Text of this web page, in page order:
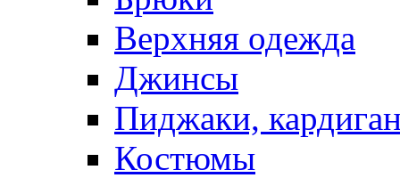
Верхняя одежда
Джинсы
Пиджаки,
Костюмы